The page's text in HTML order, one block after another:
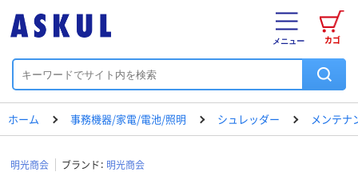
カゴ
メニュー
ホーム 事務機器/家電/電池/照明 シュレッダー メンテナ
明光商会 ブランド： 明光商会